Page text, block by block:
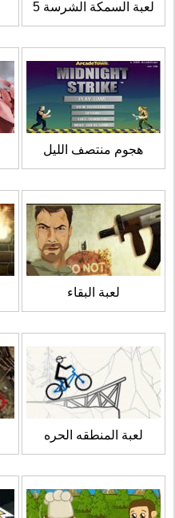
لعبة السمكة الشرسة 5
هجوم منتصف الليل
لعبة البقاء
لعبة المنطقه الحره